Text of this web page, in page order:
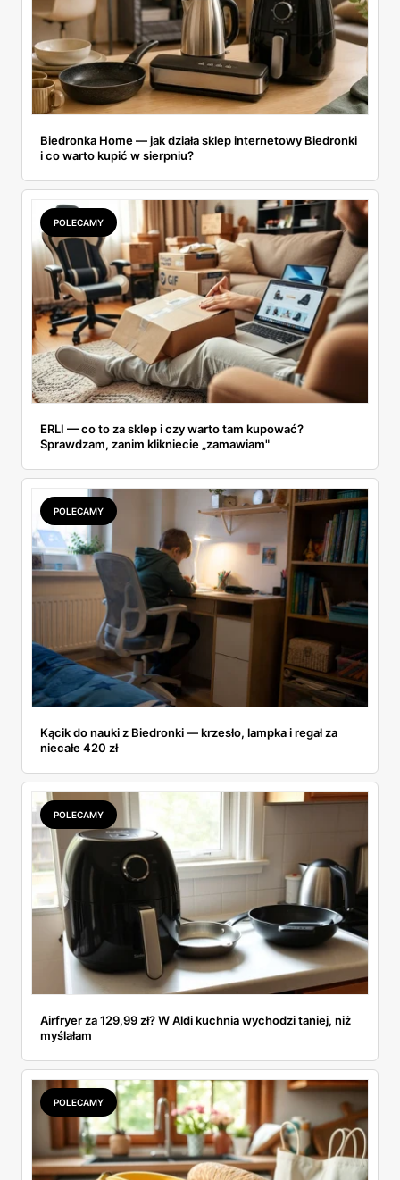
Biedronka Home — jak działa sklep internetowy Biedronki
i co warto kupić w sierpniu?
POLECAMY
ERLI — co to za sklep i czy warto tam kupować?
Sprawdzam, zanim klikniecie „zamawiam"
POLECAMY
Kącik do nauki z Biedronki — krzesło, lampka i regał za
niecałe 420 zł
POLECAMY
Airfryer za 129,99 zł? W Aldi kuchnia wychodzi taniej, niż
myślałam
POLECAMY